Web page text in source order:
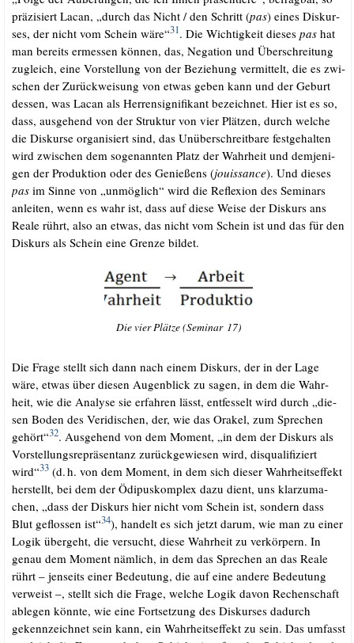
prä­zi­siert Lacan, „durch das Nicht /​ den Schritt (pas) eines Dis­kur­
ses, der nicht vom Schein wäre“31. Die Wich­tig­keit die­ses pashat
man bereits ermes­sen kön­nen, das, Nega­ti­on und Über­schrei­tung
zugleich, eine Vor­stel­lung von der Bezie­hung ver­mit­telt, die es zwi­
schen der Zurück­wei­sung von etwas geben kann und der Geburt
des­sen, was Lacan als Her­ren­si­gni­fi­kant bezeich­net. Hier ist es so,
dass, aus­ge­hend von der Struk­tur von vier Plät­zen, durch wel­che
die Dis­kur­se orga­ni­siert sind, das Unüber­schreit­ba­re fest­ge­hal­ten
wird zwi­schen dem soge­nann­ten Platz der Wahr­heit und dem­je­ni­
gen der Pro­duk­ti­on oder des Genie­ßens (jouis­sance). Und die­ses
pasim Sin­ne von „unmög­lich“ wird die Refle­xi­on des Semi­nars
anlei­ten, wenn es wahr ist, dass auf die­se Wei­se der Dis­kurs ans
Rea­le rührt, also an etwas, das nicht vom Schein ist und das für den
Dis­kurs als Schein eine Gren­ze bildet.
Die vier Plät­ze (Semi­nar 17)
Die Fra­ge stellt sich dann nach einem Dis­kurs, der in der Lage
wäre, etwas über die­sen Augen­blick zu sagen, in dem die Wahr­
heit, wie die Ana­ly­se sie erfah­ren lässt, ent­fes­selt wird durch „die­
sen Boden des Ver­i­di­schen, der, wie das Ora­kel, zum Spre­chen
gehört“32. Aus­ge­hend von dem Moment, „in dem der Dis­kurs als
Vor­stel­lungs­re­prä­sen­tanz zurück­ge­wie­sen wird, dis­qua­li­fi­ziert
wird“33(d.h. von dem Moment, in dem sich die­ser Wahr­heits­ef­fekt
her­stellt, bei dem der Ödi­pus­kom­plex dazu dient, uns klar­zu­ma­
chen, „dass der Dis­kurs hier nicht vom Schein ist, son­dern dass
Blut geflos­sen ist“34), han­delt es sich jetzt dar­um, wie man zu einer
Logik über­geht, die ver­sucht, die­se Wahr­heit zu ver­kör­pern. In
genau dem Moment näm­lich, in dem das Spre­chen an das Rea­le
rührt – jen­seits einer Bedeu­tung, die auf eine ande­re Bedeu­tung
ver­weist –, stellt sich die Fra­ge, wel­che Logik davon Rechen­schaft
able­gen könn­te, wie eine Fort­set­zung des Dis­kur­ses dadurch
gekenn­zeich­net sein kann, ein Wahr­heits­ef­fekt zu sein. Das umfasst